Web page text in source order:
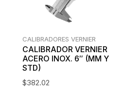
CALIBRADORES VERNIER
CALIBRADOR VERNIER
ACERO INOX. 6″ (MM Y
STD)
$382.02